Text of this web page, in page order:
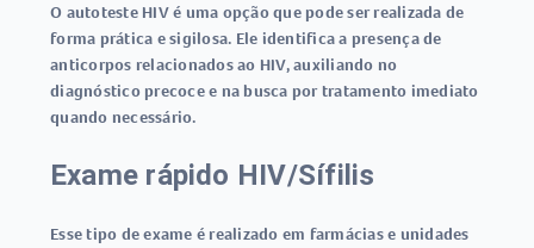
O autoteste HIVé uma opção que pode ser realizada de
forma prática e sigilosa. Ele identifica a presença de
anticorpos relacionados ao HIV, auxiliando no
diagnóstico precoce e na busca por tratamento imediato
quando necessário.
Exame rápido HIV/Sífilis
Esse tipo de exame é realizado em farmácias e unidades